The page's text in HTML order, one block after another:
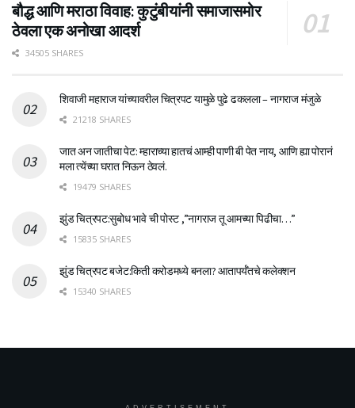
बौद्ध आणि मराठा विवाह: कुटुंबीयांनी समाजासमोर
ठेवला एक अनोखा आदर्श
34505 SHARES
शिवाजी महाराज यांच्यावरील चित्रपट यामुळे पुढे ढकलला – नागराज मंजुळे
21218 SHARES
जात अन जातीचा पेट: म्हाराच्या हातचं आम्ही पाणी बी पेत नाय, आणि ह्या पोरानं
मला त्येंच्या घरात निऊन ठेवलं.
19479 SHARES
झुंड चित्रपट:सुबोध भावे ची पोस्ट ,”नागराज तू आमच्या पिढीचा…”
15835 SHARES
झुंड चित्रपट बजेट:किती करोडमध्ये बनला? आतापर्यँतचे कलेक्शन
15340 SHARES